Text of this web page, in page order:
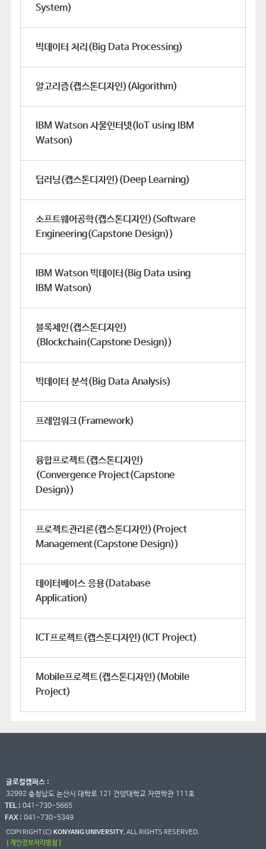
System)
빅데이터 처리(Big Data Processing)
알고리즘(캡스톤디자인)(Algorithm)
IBM Watson 사물인터넷(IoT using IBM
Watson)
딥러닝(캡스톤디자인)(Deep Learning)
소프트웨어공학(캡스톤디자인)(Software
Engineering(Capstone Design))
IBM Watson 빅데이터(Big Data using
IBM Watson)
블록체인(캡스톤디자인)
(Blockchain(Capstone Design))
빅데이터 분석(Big Data Analysis)
프레임워크(Framework)
융합프로젝트(캡스톤디자인)
(Convergence Project(Capstone
Design))
프로젝트관리론(캡스톤디자인)(Project
Management(Capstone Design))
데이터베이스 응용(Database
Application)
ICT프로젝트(캡스톤디자인)(ICT Project)
Mobile프로젝트(캡스톤디자인)(Mobile
Project)
글로컬캠퍼스 :
32992 충청남도 논산시 대학로 121 건양대학교 자연학관 111호
TEL : 041-730-5665
FAX : 041-730-5349
COPYRIGHT(C) KONYANG UNIVERSITY.ALL RIGHTS RESERVED.
[ 개인정보처리방침 ]